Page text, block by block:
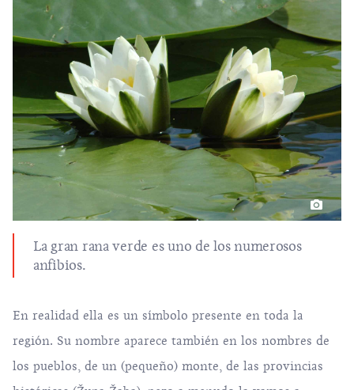
La gran rana verde es uno de los numerosos
anfibios.
En realidad ella es un símbolo presente en toda la
región. Su nombre aparece también en los nombres de
los pueblos, de un (pequeño) monte, de las provincias